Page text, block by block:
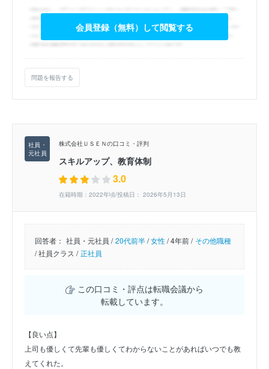
会員登録（無料）して閲覧する
問題を報告する
株式会社ＵＳＥＮの口コミ・評判
スキルアップ、教育体制
3.0
在籍時期：2022年頃/投稿日： 2026年5月13日
回答者： 社員・元社員 / 20代前半/女性/4年前 / その他職種
/社員クラス / 正社員
この口コミ・評点は転職会議から
転載しています。
【良い点】
上司も優しくて先輩も優しくてわからないことがあればいつでも教
えてくれた。